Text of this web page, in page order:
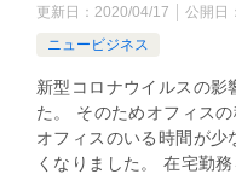
更新日： 2020/04/17 公開日：
ニュービジネス
新型コロナウイルスの影
た。 そのためオフィス
オフィスのいる時間が少
くなりました。 在宅勤